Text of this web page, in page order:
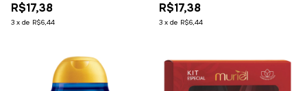
R$17,38
3 x de R$6,44
R$17,38
3 x de R$6,44